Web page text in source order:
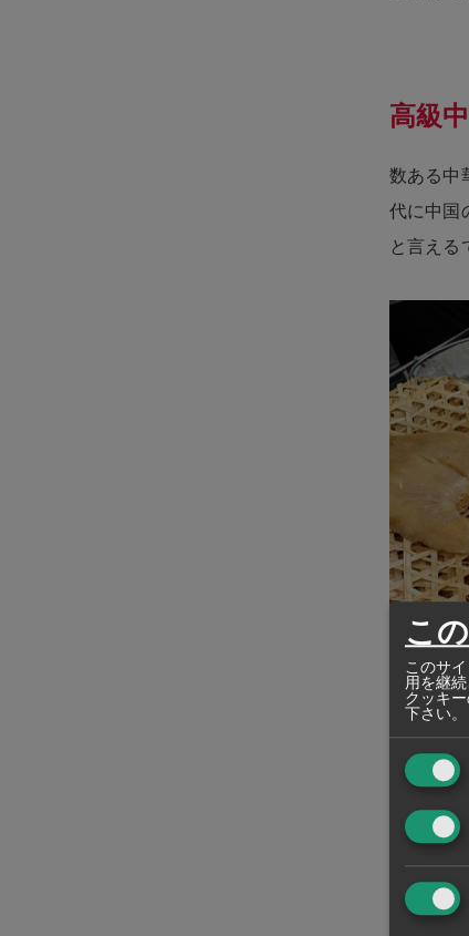
高級
数ある中
代に中国
と言える
フカヒレ
使うこ
フカヒ
のジン
が人気
こ
このサ
用を継
クッキ
下さい。